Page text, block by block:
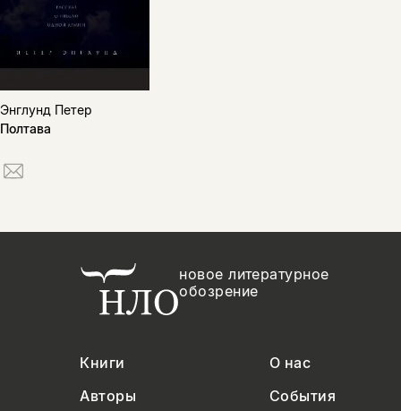
Энглунд Петер
Полтава
новое литературное
обозрение
Книги
О нас
Авторы
События